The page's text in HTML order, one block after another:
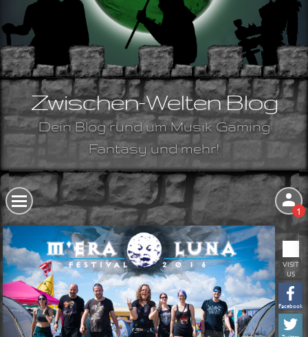
Zwischen-Welten Blog
Dein Blog rund um Musik Gaming
Fantasy und mehr!
1
VISIT
US
Facebook